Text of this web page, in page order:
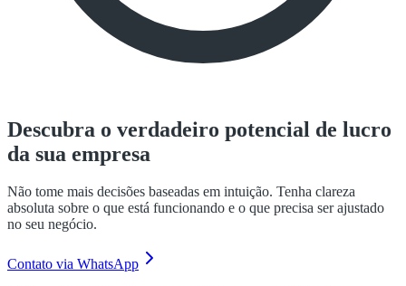
Descubra o verdadeiro potencial de lucro
da sua empresa
Não tome mais decisões baseadas em intuição. Tenha clareza
absoluta sobre o que está funcionando e o que precisa ser ajustado
no seu negócio.
Contato via WhatsApp